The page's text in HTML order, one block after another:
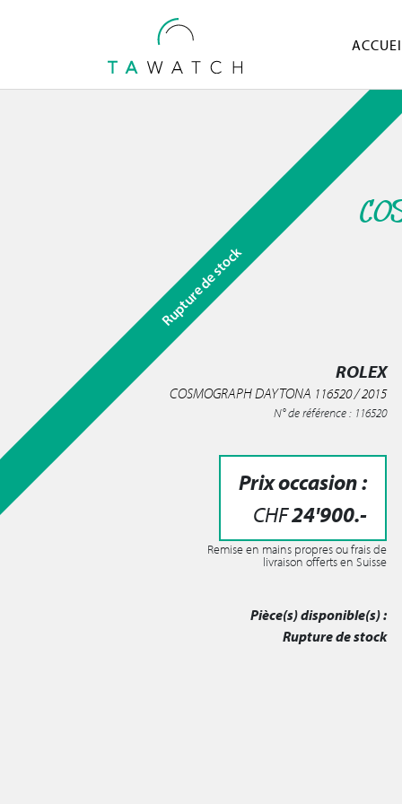
ROLEX
COSMOGRAPH DAYTONA 116520 / 2015
N° de référence : 116520
Prix occasion :
CHF24'900.-
Remise en mains propres ou frais de
livraison offerts en Suisse
Pièce(s) disponible(s) :
Rupture de stock
Rupture de stock